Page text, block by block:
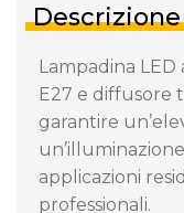
Lampadina
E27 e diffusore
garantire
applicazioni
professionali.